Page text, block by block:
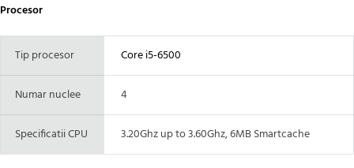
Procesor
Tip procesor Core i5-6500
Numar nuclee 4
Specificatii CPU 3.20Ghz up to 3.60Ghz, 6MB Smartcache